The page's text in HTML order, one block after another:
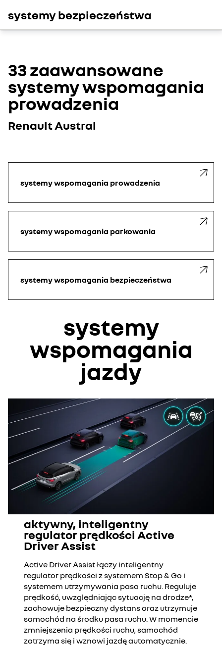
systemy bezpieczeństwa
33 zaawansowane
systemy wspomagania
prowadzenia
Renault Austral
systemy wspomagania prowadzenia
systemy wspomagania parkowania
systemy wspomagania bezpieczeństwa
systemy
wspomagania
jazdy
aktywny, inteligentny
regulator prędkości Active
Driver Assist
Active Driver Assist łączy inteligentny
regulator prędkości z systemem Stop & Go i
systemem utrzymywania pasa ruchu. Reguluje
prędkość, uwzględniając sytuację na drodze*,
zachowuje bezpieczny dystans oraz utrzymuje
samochód na środku pasa ruchu. W momencie
zmniejszenia prędkości ruchu, samochód
zatrzyma się i wznowi jazdę automatycznie.